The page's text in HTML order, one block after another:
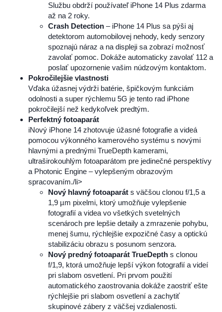
Službu obdrží používateľ iPhone 14 Plus zdarma
až na 2 roky.
Crash Detection– iPhone 14 Plus sa pýši aj
detektorom automobilovej nehody, kedy senzory
spoznajú náraz a na displeji sa zobrazí možnosť
zavolať pomoc. Dokáže automaticky zavolať 112 a
poslať upozornenie vašim núdzovým kontaktom.
Pokročilejšie vlastnosti
Vďaka úžasnej výdrži batérie, špičkovým funkciám
odolnosti a super rýchlemu 5G je tento rad iPhone
pokročilejší než kedykoľvek predtým.
Perfektný fotoaparát
iNový iPhone 14 zhotovuje úžasné fotografie a videá
pomocou výkonného kamerového systému s novými
hlavnými a prednými TrueDepth kamerami,
ultraširokouhlým fotoaparátom pre jedinečné perspektívy
a Photonic Engine – vylepšeným obrazovým
spracovaním./li>
Nový hlavný fotoaparáts väčšou clonou f/1,5 a
1,9 µm pixelmi, ktorý umožňuje vylepšenie
fotografií a videa vo všetkých svetelných
scenároch pre lepšie detaily a zmrazenie pohybu,
menej šumu, rýchlejšie expozičné časy a optickú
stabilizáciu obrazu s posunom senzora.
Nový predný fotoaparát TrueDepths clonou
f/1,9, ktorá umožňuje lepší výkon fotografií a videí
pri slabom osvetlení. Pri prvom použití
automatického zaostrovania dokáže zaostriť ešte
rýchlejšie pri slabom osvetlení a zachytiť
skupinové zábery z väčšej vzdialenosti.